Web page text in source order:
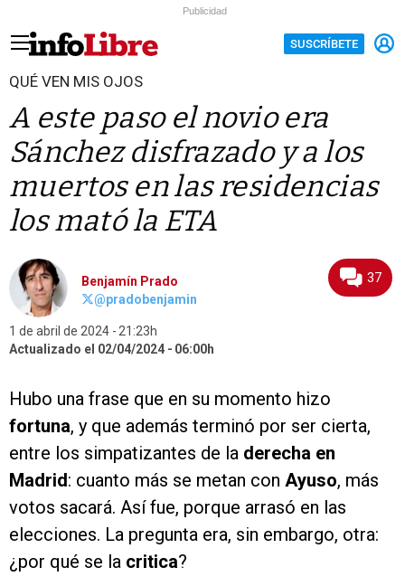
Publicidad
SUSCRÍBETE
QUÉ VEN MIS OJOS
A este paso el novio era
Sánchez disfrazado y a los
muertos en las residencias
los mató la ETA
Benjamín Prado
@pradobenjamin
1 de abril de 2024
21:23h
Actualizado el 02/04/2024
06:00h
37
Hubo una frase que en su momento hizo
fortuna, y que además terminó por ser cierta,
entre los simpatizantes de la derecha en
Madrid: cuanto más se metan con Ayuso, más
votos sacará. Así fue, porque arrasó en las
elecciones. La pregunta era, sin embargo, otra:
¿por qué se la critica?